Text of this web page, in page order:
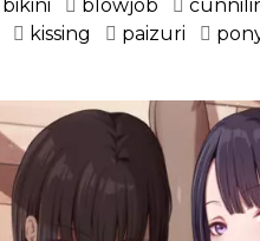
bikini blowjob
kissing paizuri